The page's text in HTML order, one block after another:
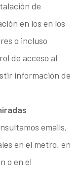
de
en los en los
o incluso
de acceso al
información de
emails,
en el metro, en
o en el